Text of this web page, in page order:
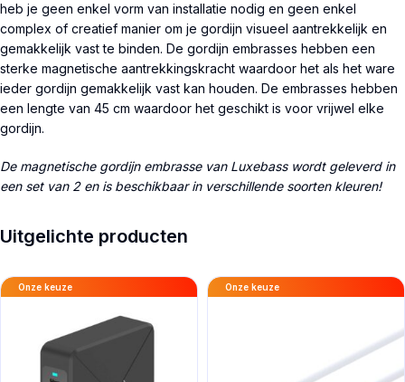
heb je geen enkel vorm van installatie nodig en geen enkel
complex of creatief manier om je gordijn visueel aantrekkelijk en
gemakkelijk vast te binden. De gordijn embrasses hebben een
sterke magnetische aantrekkingskracht waardoor het als het ware
ieder gordijn gemakkelijk vast kan houden. De embrasses hebben
een lengte van 45 cm waardoor het geschikt is voor vrijwel elke
gordijn.
De magnetische gordijn embrasse van Luxebass wordt geleverd in
een set van 2 en is beschikbaar in verschillende soorten kleuren!
Uitgelichte producten
Onze keuze Onze keuze